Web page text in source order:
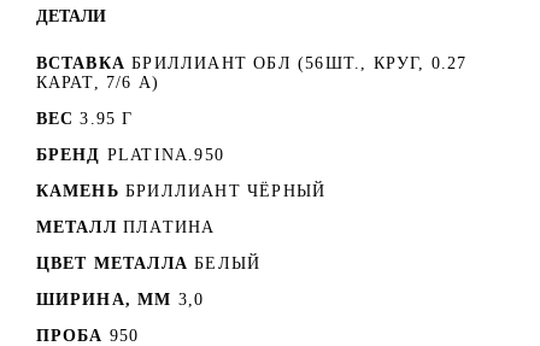
ДЕТАЛИ
ВСТАВКА БРИЛЛИАНТ ОБЛ (56ШТ., КРУГ, 0.27
КАРАТ, 7/6 А)
ВЕС 3.95 Г
БРЕНД PLATINA.950
КАМЕНЬ БРИЛЛИАНТ ЧЁРНЫЙ
МЕТАЛЛ ПЛАТИНА
ЦВЕТ МЕТАЛЛА БЕЛЫЙ
ШИРИНА, ММ 3,0
ПРОБА 950